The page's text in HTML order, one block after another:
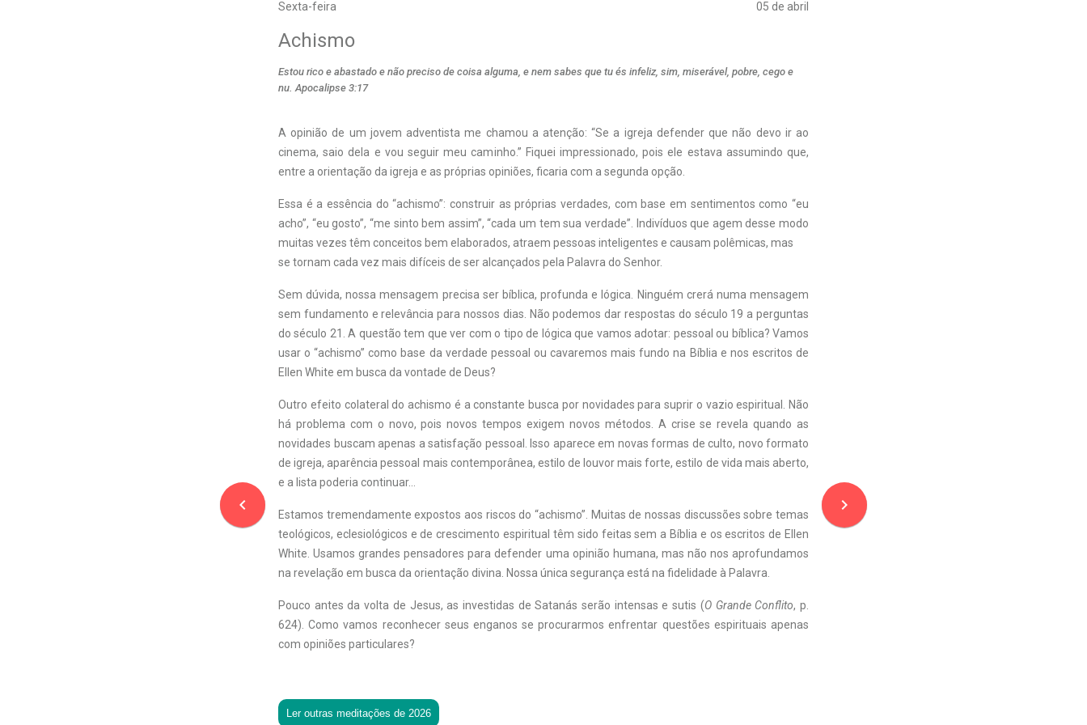
Sexta-feira 05 de abril
navigate_before
Achismo
Estou rico e abastado e não preciso de coisa alguma, e nem sabes que tu és infeliz, sim, miserável, pobre, cego e
nu. Apocalipse 3:17
A opinião de um jovem adventista me chamou a atenção: “Se a igreja defender que não devo ir ao
cinema, saio dela e vou seguir meu caminho.” Fiquei impressionado, pois ele estava assumindo que,
entre a orientação da igreja e as próprias opiniões, ficaria com a segunda opção.
Essa é a essência do “achismo”: construir as próprias verdades, com base em sentimentos como “eu
acho”, “eu gosto”, “me sinto bem assim”, “cada um tem sua verdade”. Indivíduos que agem desse modo
muitas vezes têm conceitos bem elaborados, atraem pessoas inteligentes e causam polêmicas, mas
se tornam cada vez mais difíceis de ser alcançados pela Palavra do Senhor.
Sem dúvida, nossa mensagem precisa ser bíblica, profunda e lógica. Ninguém crerá numa mensagem
sem fundamento e relevância para nossos dias. Não podemos dar respostas do século 19 a perguntas
do século 21. A questão tem que ver com o tipo de lógica que vamos adotar: pessoal ou bíblica? Vamos
usar o “achismo” como base da verdade pessoal ou cavaremos mais fundo na Bíblia e nos escritos de
Ellen White em busca da vontade de Deus?
Outro efeito colateral do achismo é a constante busca por novidades para suprir o vazio espiritual. Não
há problema com o novo, pois novos tempos exigem novos métodos. A crise se revela quando as
novidades buscam apenas a satisfação pessoal. Isso aparece em novas formas de culto, novo formato
de igreja, aparência pessoal mais contemporânea, estilo de louvor mais forte, estilo de vida mais aberto,
e a lista poderia continuar…
Estamos tremendamente expostos aos riscos do “achismo”. Muitas de nossas discussões sobre temas
teológicos, eclesiológicos e de crescimento espiritual têm sido feitas sem a Bíblia e os escritos de Ellen
White. Usamos grandes pensadores para defender uma opinião humana, mas não nos aprofundamos
na revelação em busca da orientação divina. Nossa única segurança está na fidelidade à Palavra.
Pouco antes da volta de Jesus, as investidas de Satanás serão intensas e sutis (O Grande Conflito, p.
624). Como vamos reconhecer seus enganos se procurarmos enfrentar questões espirituais apenas
com opiniões particulares?
Ler outras meditações de 2026
navigate_next